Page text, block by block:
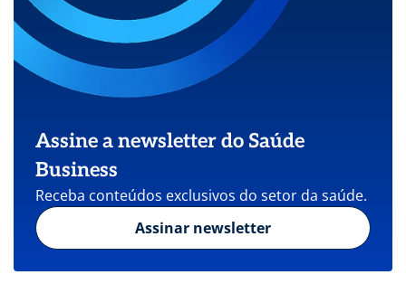
Assine a newsletter do Saúde
Business
Receba conteúdos exclusivos do setor da saúde.
Assinar newsletter